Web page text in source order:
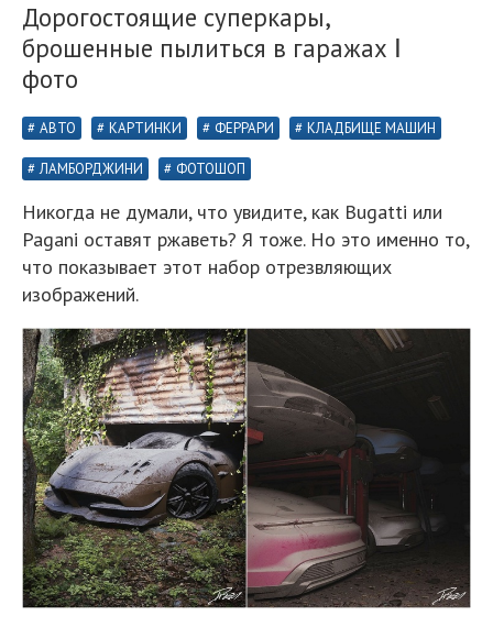
Дорогостоящие суперкары,
брошенные пылиться в гаражах Ⅰ
фото
АВТО КАРТИНКИ ФЕРРАРИ КЛАДБИЩЕ МАШИН
ЛАМБОРДЖИНИ ФОТОШОП
Никогда не думали, что увидите, как Bugatti или
Pagani оставят ржаветь? Я тоже. Но это именно то,
что показывает этот набор отрезвляющих
изображений.